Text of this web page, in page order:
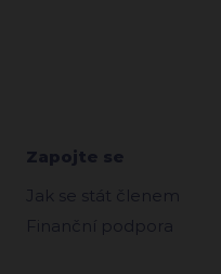
Zapojte se
Jak se stát členem
Finanční podpora